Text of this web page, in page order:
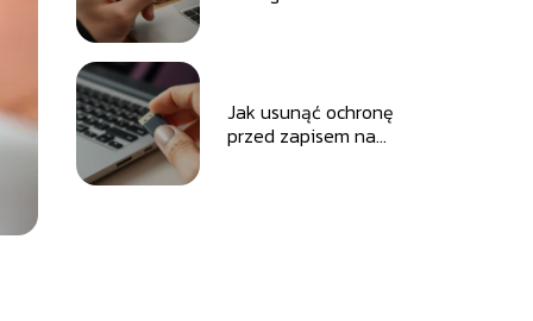
Jak usunąć ochronę
przed zapisem na